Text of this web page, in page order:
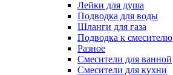
Лейки для душа
Подводка для воды
Шланги для газа
Подводка к смесителю
Разное
Смесители для ванной
Смесители для кухни